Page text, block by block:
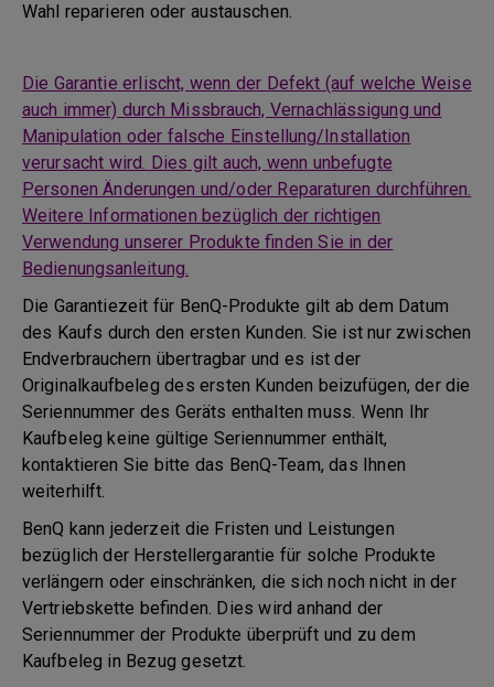
Wahl reparieren oder austauschen.
Die Garantie erlischt, wenn der Defekt (auf welche Weise
auch immer) durch Missbrauch, Vernachlässigung und
Manipulation oder falsche Einstellung/Installation
verursacht wird. Dies gilt auch, wenn unbefugte
Personen Änderungen und/oder Reparaturen durchführen.
Weitere Informationen bezüglich der richtigen
Verwendung unserer Produkte finden Sie in der
Bedienungsanleitung.
Die Garantiezeit für BenQ-Produkte gilt ab dem Datum
des Kaufs durch den ersten Kunden. Sie ist nur zwischen
Endverbrauchern übertragbar und es ist der
Originalkaufbeleg des ersten Kunden beizufügen, der die
Seriennummer des Geräts enthalten muss. Wenn Ihr
Kaufbeleg keine gültige Seriennummer enthält,
kontaktieren Sie bitte das BenQ-Team, das Ihnen
weiterhilft.
BenQ kann jederzeit die Fristen und Leistungen
bezüglich der Herstellergarantie für solche Produkte
verlängern oder einschränken, die sich noch nicht in der
Vertriebskette befinden. Dies wird anhand der
Seriennummer der Produkte überprüft und zu dem
Kaufbeleg in Bezug gesetzt.